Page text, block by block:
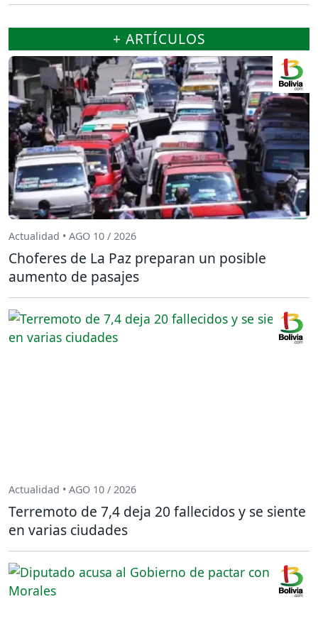
+ ARTÍCULOS
Actualidad • AGO 10 / 2026
Choferes de La Paz preparan un posible
aumento de pasajes
Actualidad • AGO 10 / 2026
Terremoto de 7,4 deja 20 fallecidos y se siente
en varias ciudades